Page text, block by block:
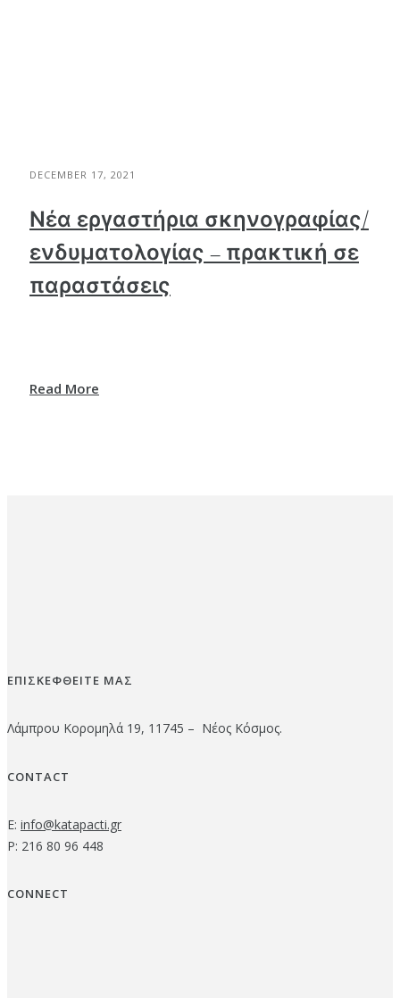
DECEMBER 17, 2021
Νέα εργαστήρια σκηνογραφίας/
ενδυματολογίας – πρακτική σε
παραστάσεις
Read More
ΕΠΙΣΚΕΦΘΕΙΤΕ ΜΑΣ
Λάμπρου Κορομηλά 19, 11745 – Νέος Κόσμος.
CONTACT
E: info@katapacti.gr
P: 216 80 96 448
CONNECT